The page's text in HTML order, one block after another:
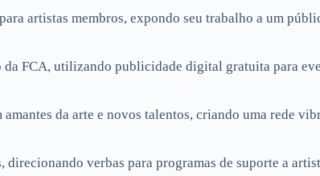
artistas membros, expondo seu trabalho a um
da FCA, utilizando publicidade digital gratuita para
da arte e novos talentos, criando uma rede
direcionando verbas para programas de suporte a